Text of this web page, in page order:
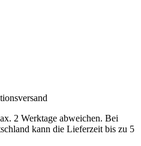
2 Werktage abweichen. Bei
kann die Lieferzeit bis zu 5